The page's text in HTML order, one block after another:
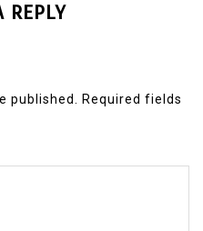
REPLY
published.
Required fields